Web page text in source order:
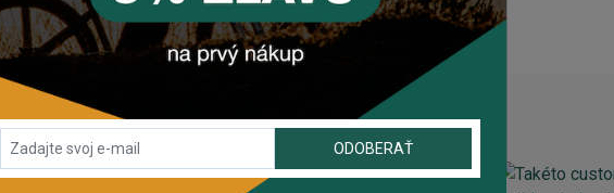
INSTAGRAM#BIKEHOUSESK
ODOBERAŤ